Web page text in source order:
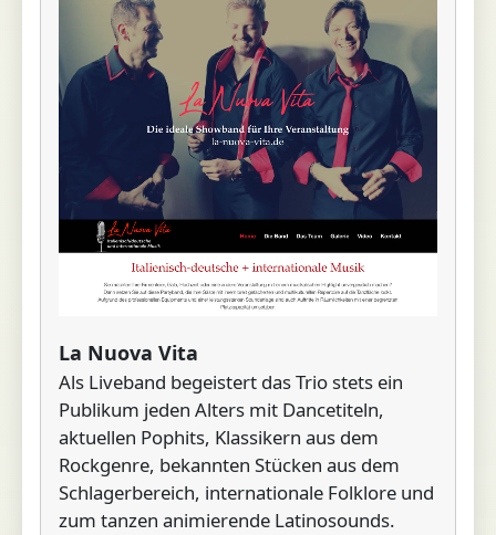
La Nuova Vita
Als Liveband begeistert das Trio stets ein
Publikum jeden Alters mit Dancetiteln,
aktuellen Pophits, Klassikern aus dem
Rockgenre, bekannten Stücken aus dem
Schlagerbereich, internationale Folklore und
zum tanzen animierende Latinosounds.